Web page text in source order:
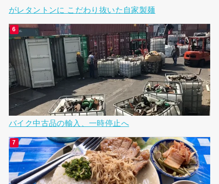
がレタントンに こだわり抜いた自家製麺
バイク中古品の輸入、一時停止へ